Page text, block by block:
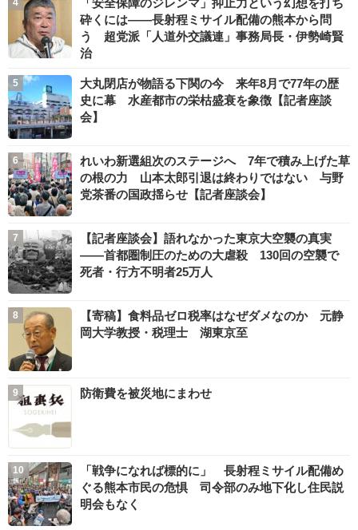
「安全保障のジレンマ」抑止力という幻想を打ち
砕くには――長射程ミサイル配備の熊本から問
う 超党派「人道外交議連」事務局長・伊勢崎賢
治
大丸閉店が物語る下関の今 来年8月で77年の歴
史に幕 水産都市の栄枯盛衰を象徴【記者座談
会】
れいわ新選組次のステージへ 7年で積み上げた草
の根の力 山本太郎引退は終わりではない 与野
党茶番の国政揺らせ【記者座談会】
【記者座談会】語れなかった東京大空襲の真実
――首都圏制圧のための大虐殺 130回の空襲で
死者・行方不明者25万人
【寄稿】食料品ゼロ税率はなぜダメなのか 元静
岡大学教授・税理士 湖東京至
防衛費を被災地にまわせ
「戦争になれば標的に」 長射程ミサイル配備め
ぐる熊本市民の危惧 司令部のみ地下化し住民説
明会もなく